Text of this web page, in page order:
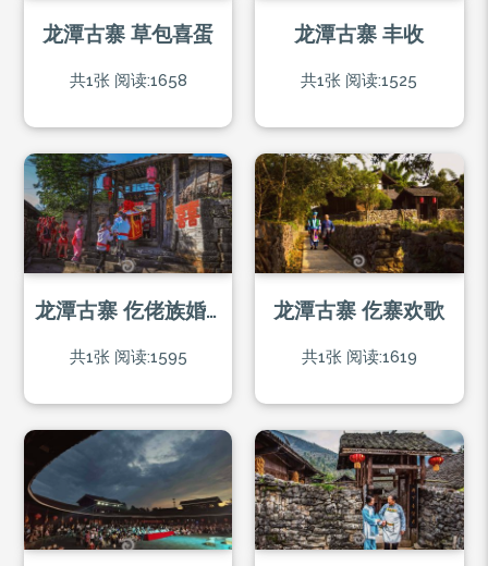
龙潭古寨 草包喜蛋
共1张 阅读:1658
龙潭古寨 丰收
共1张 阅读:1525
龙潭古寨 仡佬族婚礼
共1张 阅读:1595
龙潭古寨 仡寨欢歌
共1张 阅读:1619